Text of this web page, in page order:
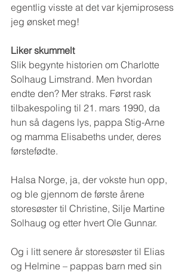
egentlig visste at det var kjemiprosess
jeg ønsket meg!
Liker skummelt
Slik begynte historien om Charlotte
Solhaug Limstrand. Men hvordan
endte den? Mer straks. Først rask
tilbakespoling til 21. mars 1990, da
hun så dagens lys, pappa Stig-Arne
og mamma Elisabeths under, deres
førstefødte.
Halsa Norge, ja, der vokste hun opp,
og ble gjennom de første årene
storesøster til Christine, Silje Martine
Solhaug og etter hvert Ole Gunnar.
Og i litt senere år storesøster til Elias
og Helmine – pappas barn med sin